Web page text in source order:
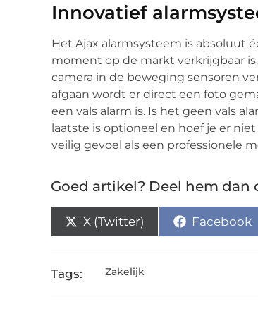
Innovatief
Het Ajax alarmsysteem is absoluut
moment op de markt verkrijgbaar
camera in de beweging sensoren
afgaan wordt er direct een foto
een vals alarm is. Is het geen vals
laatste is optioneel en hoef je er
veilig gevoel als een professionele
Goed artikel? Deel hem dan
X (Twitter) Facebook
Tags: Zakelijk